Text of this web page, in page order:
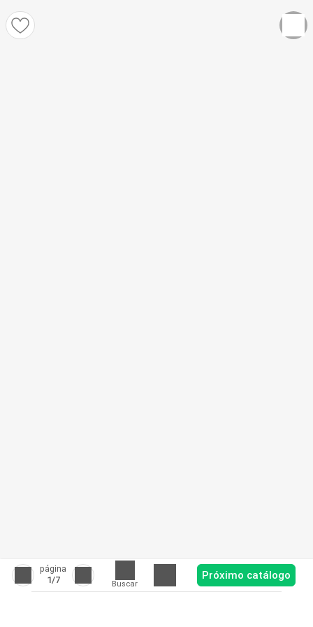
página
1/7 Buscar
Próximo catálogo